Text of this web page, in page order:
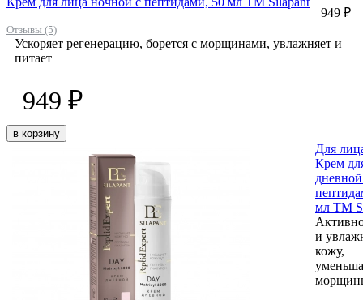
Отзывы (5)
949 ₽
Ускоряет регенерацию, борется с морщинами, увлажняет и
питает
949 ₽
в корзину
Для
Крем
мл ТМ
и
кожу,